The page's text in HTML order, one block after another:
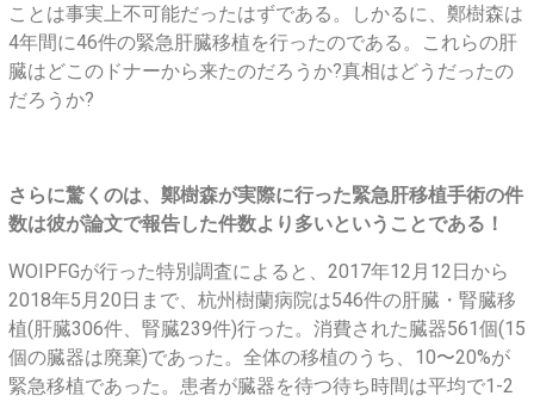
ことは事実上不可能だったはずである。しかるに、鄭樹森は
4年間に46件の緊急肝臓移植を行ったのである。これらの肝
臓はどこのドナーから来たのだろうか?真相はどうだったの
だろうか?
さらに驚くのは、鄭樹森が実際に行った緊急肝移植手術の件
数は彼が論文で報告した件数より多いということである！
WOIPFGが行った特別調査によると、2017年12月12日から
2018年5月20日まで、杭州樹蘭病院は546件の肝臓・腎臓移
植(肝臓306件、腎臓239件)行った。消費された臓器561個(15
個の臓器は廃棄)であった。全体の移植のうち、10〜20%が
緊急移植であった。患者が臓器を待つ待ち時間は平均で1-2